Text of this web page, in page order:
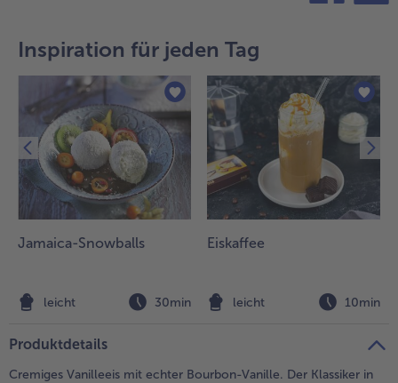
Inspiration für jeden Tag
Jamaica-Snowballs
leicht 30min
Eiskaffee
leicht 10min
Produktdetails
Cremiges Vanilleeis mit echter Bourbon-Vanille. Der Klassiker in